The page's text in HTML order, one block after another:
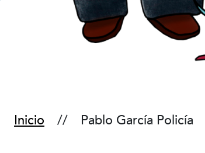
Inicio Pablo García Policía